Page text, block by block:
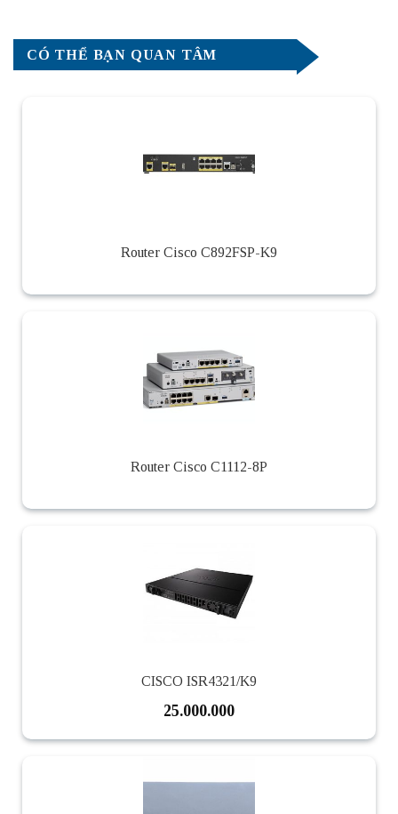
CÓ THỂ BẠN QUAN TÂM
Router Cisco C892FSP-K9
Router Cisco C1112-8P
CISCO ISR4321/K9
25.000.000